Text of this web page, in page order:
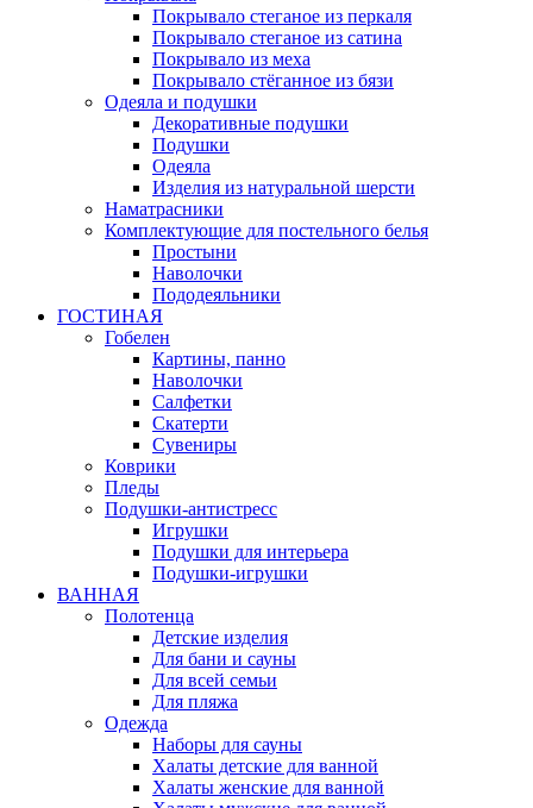
Покрывало стеганое из перкаля
Покрывало стеганое из сатина
Покрывало из меха
Покрывало стёганное из бязи
Одеяла и подушки
Декоративные подушки
Подушки
Одеяла
Изделия из натуральной шерсти
Наматраcники
Комплектующие для постельного белья
Простыни
Наволочки
Пододеяльники
ГОСТИНАЯ
Гобелен
Картины, панно
Наволочки
Салфетки
Скатерти
Сувениры
Коврики
Пледы
Подушки-антистресс
Игрушки
Подушки для интерьера
Подушки-игрушки
ВАННАЯ
Полотенца
Детские изделия
Для бани и сауны
Для всей семьи
Для пляжа
Одежда
Наборы для сауны
Халаты детские для ванной
Халаты женские для ванной